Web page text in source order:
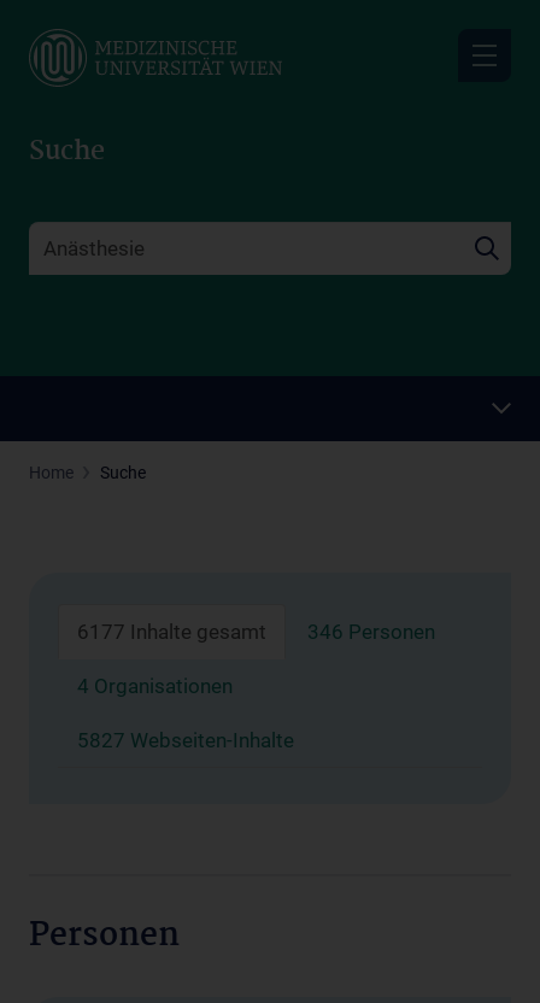
main
Suche
Home Suche
6177 Inhalte gesamt 346 Personen
4 Organisationen
5827 Webseiten-Inhalte
Personen